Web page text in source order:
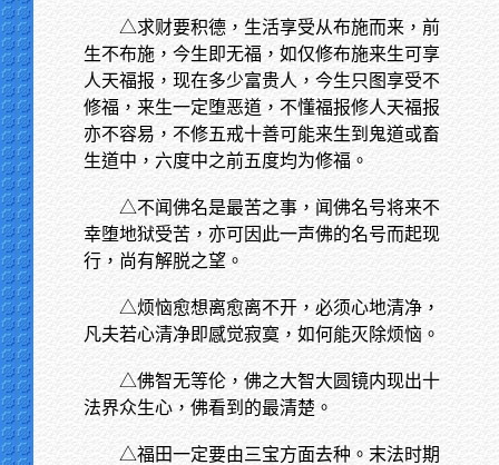
△求财要积德，生活享受从布施而来，前
生不布施，今生即无福，如仅修布施来生可享
人天福报，现在多少富贵人，今生只图享受不
修福，来生一定堕恶道，不懂福报修人天福报
亦不容易，不修五戒十善可能来生到鬼道或畜
生道中，六度中之前五度均为修福。
△不闻佛名是最苦之事，闻佛名号将来不
幸堕地狱受苦，亦可因此一声佛的名号而起现
行，尚有解脱之望。
△烦恼愈想离愈离不开，必须心地清净，
凡夫若心清净即感觉寂寞，如何能灭除烦恼。
△佛智无等伦，佛之大智大圆镜内现出十
法界众生心，佛看到的最清楚。
△福田一定要由三宝方面去种。末法时期